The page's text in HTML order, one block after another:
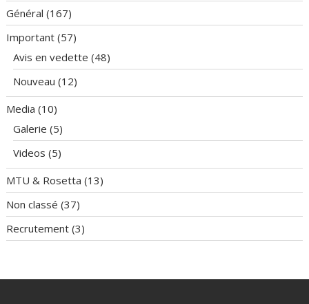
Général (167)
Important (57)
Avis en vedette (48)
Nouveau (12)
Media (10)
Galerie (5)
Videos (5)
MTU & Rosetta (13)
Non classé (37)
Recrutement (3)